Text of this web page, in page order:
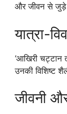
और जीवन से जुड़े
यात्रा-
‘आखिरी चट्टान
उनकी विशिष्ट
जीवनी